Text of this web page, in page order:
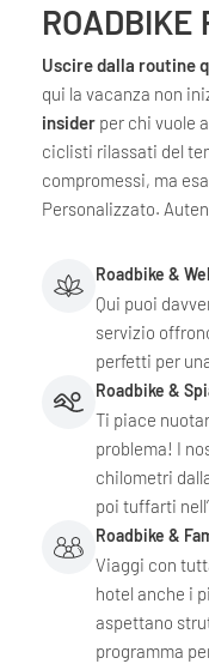
ROADBIKE
Uscire dalla routine
qui la vacanza non
insider per chi vuole
ciclisti rilassati del
compromessi, ma
Personalizzato.
Roadbike &
Qui puoi
servizio
perfetti per
Roadbike &
Ti piace
problema! I
chilometri
poi tuffarti
Roadbike &
Viaggi con
hotel anche i
aspettano
programma